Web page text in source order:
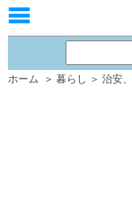
ホーム ＞ 暮らし ＞ 治安、